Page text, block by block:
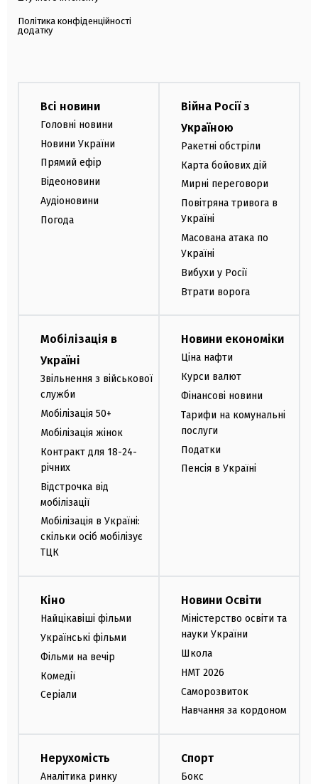
Політика конфіденційності
додатку
Всі новини
Головні новини
Новини України
Прямий ефір
Відеоновини
Аудіоновини
Погода
Війна Росії з
Україною
Ракетні обстріли
Карта бойових дій
Мирні переговори
Повітряна тривога в
Україні
Масована атака по
Україні
Вибухи у Росії
Втрати ворога
Мобілізація в
Україні
Звільнення з військової
служби
Мобілізація 50+
Мобілізація жінок
Контракт для 18-24-
річних
Відстрочка від
мобілізації
Мобілізація в Україні:
скільки осіб мобілізує
ТЦК
Новини економіки
Ціна нафти
Курси валют
Фінансові новини
Тарифи на комунальні
послуги
Податки
Пенсія в Україні
Кіно
Найцікавіші фільми
Українські фільми
Фільми на вечір
Комедії
Серіали
Новини Освіти
Міністерство освіти та
науки України
Школа
НМТ 2026
Саморозвиток
Навчання за кордоном
Нерухомість
Аналітика ринку
Спорт
Бокс